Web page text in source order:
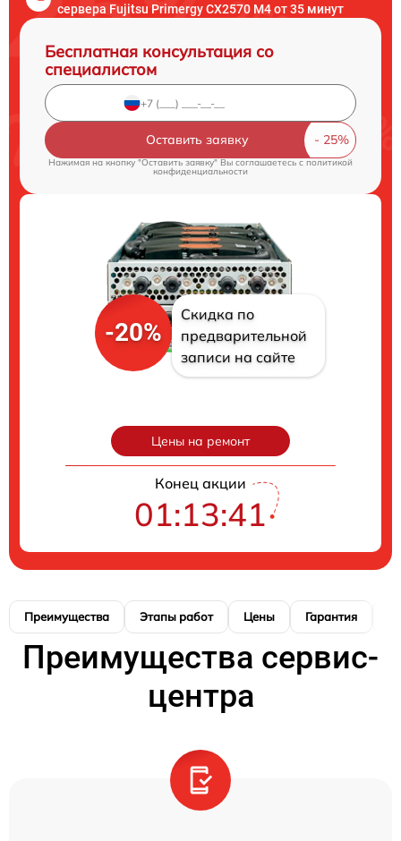
сервера Fujitsu Primergy CX2570 M4 от 35 минут
Бесплатная консультация со
специалистом
Оставить заявку
Нажимая на кнопку "Оставить заявку" Вы соглашаетесь cполитикой
конфиденциальности
-20%
Скидка по
предварительной
записи на сайте
Цены на ремонт
Конец акции
01:13:40
Преимущества Этапы работ Цены Гарантия
Преимущества сервис-
центра